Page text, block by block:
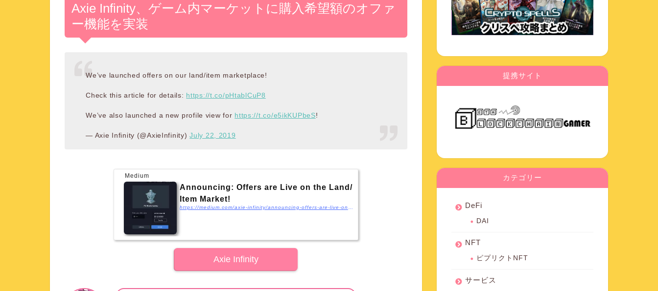
Axie Infinity、ゲーム内マーケットに購入希望額のオファ
ー機能を実装
We’ve launched offers on our land/item marketplace!
Check this article for details: https://t.co/pHtablCuP8
We’ve also launched a new profile view for https://t.co/e5ikKUPbeS!
— Axie Infinity (@AxieInfinity)July 22, 2019
Medium
Announcing: Offers are Live on the Land/
Item Market!
Axie Infinity
提携サイト
カテゴリー
DeFi
DAI
NFT
ピプリクトNFT
サービス